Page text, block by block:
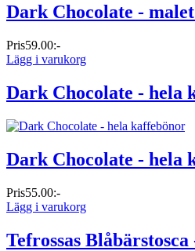
Dark Chocolate -
Pris59.00:-
Lägg i varukorg
Dark Chocolate - hela
Dark Chocolate - hela
Pris55.00:-
Lägg i varukorg
Tefrossas